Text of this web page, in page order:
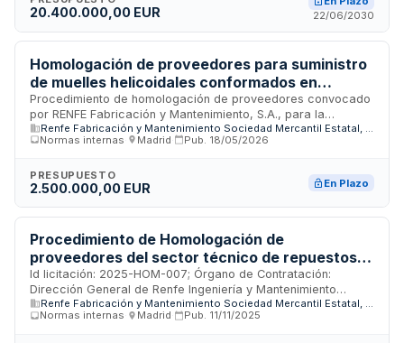
lubricantes, elementos normalizados para sistemas
aire. El procedimiento se abre mediante sistema dinámico sin
lotes bajo modalidad de contratación restringida,
permitiendo múltiples adjudicaciones sucesivas según las
necesidades operativas de la entidad contratante.
20.400.000,00 EUR
22/06/2030
Homologación de proveedores para suministro
de muelles helicoidales conformados en
caliente - RENFE Fabricación y Mantenimiento
Procedimiento de homologación de proveedores convocado
por RENFE Fabricación y Mantenimiento, S.A., para la
selección y cualificación de empresas suministradoras
especializadas en muelles helicoidales conformados en
proveedores acreditados participar en futuras
adjudicaciones de contratos de suministro de estos
componentes mecánicos destinados a la fabricación y
mantenimiento de material ferroviario. La homologación
constituye un requisito previo para garantizar la calidad,
fiabilidad y conformidad técnica de los muelles
suministrados según las especificaciones de RENFE.
Normas internas
Madrid Pub. 18/05/2026
PRESUPUESTO
2.500.000,00 EUR En Plazo
Procedimiento de Homologación de
proveedores del sector técnico de repuestos
mecánicos del material rodante conformados
por mecanizado.
Id licitación: 2025-HOM-007; Órgano de Contratación:
Dirección General de Renfe Ingeniería y Mantenimiento
Sociedad Mercantil Estatal, S.A.; Importe: 0 EUR; Estado: PUBRenfe Fabricación y Mantenimiento Sociedad Mercantil Estatal, S.A.
Normas internas
Madrid Pub. 11/11/2025